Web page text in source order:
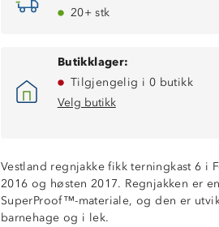
20+ stk
Butikklager:
Tilgjengelig i 0 butikk
Velg butikk
Vestland regnjakke fikk terningkast 6 i
2016 og høsten 2017. Regnjakken er
SuperProof™-materiale, og den er
barnehage og i lek.
Vanntett (30 000 mm vannsøyle)
Høy rive- og slitestyrke
Stormklaff
Avtagbar hette for økt sikkerhet